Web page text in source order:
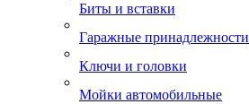
Биты и вставки
Гаражные принадлежности
Ключи и головки
Мойки автомобильные